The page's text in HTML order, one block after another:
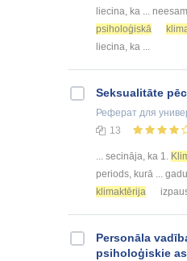
liecina, ka ...
psiholoģiskā
liecina, ka ...
Seksualitāte pēc
Реферат для
13
... secināja, ka 1.
periods, kurā ...
klimaktērija
Personāla
psiholoģiskie